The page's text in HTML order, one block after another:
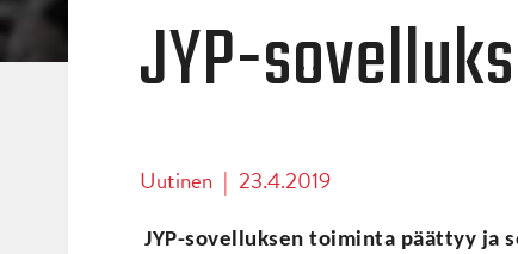
JYP-
Uutinen | 23.4.2019
JYP-sovelluksen toiminta päättyy ja